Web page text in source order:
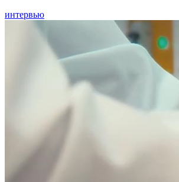
интервью